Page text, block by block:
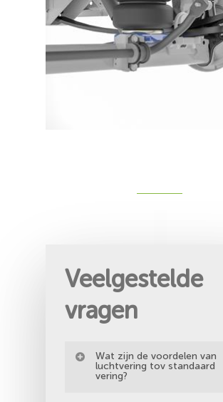
Veelgestelde
vragen
Wat zijn de voordelen van
luchtvering tov standaard
vering?